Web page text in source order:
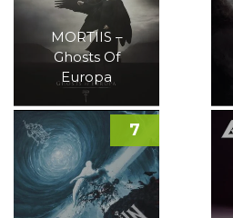
MORTIIS –
Ghosts Of
Europa
7